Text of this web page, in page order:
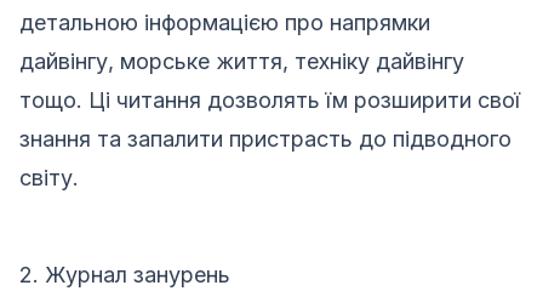
детальною інформацією про напрямки
дайвінгу, морське життя, техніку дайвінгу
тощо. Ці читання дозволять їм розширити свої
знання та запалити пристрасть до підводного
світу.
2. Журнал занурень